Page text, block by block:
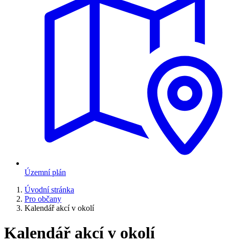
Územní plán
Úvodní stránka
Pro občany
Kalendář akcí v okolí
Kalendář akcí v okolí